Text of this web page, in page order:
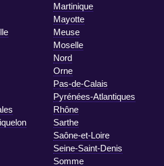
Martinique
Mayotte
Meuse
Moselle
Nord
Orne
Pas-de-Calais
Pyrénées-Atlantiques
Rhône
Sarthe
Saône-et-Loire
Seine-Saint-Denis
Somme